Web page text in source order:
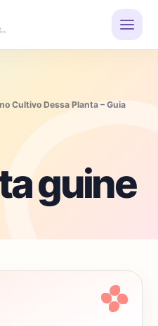
SAIBA TUDO SOBRE PLANTAS SUCULENTAS
Cultivo Dessa Planta – Guia
guine